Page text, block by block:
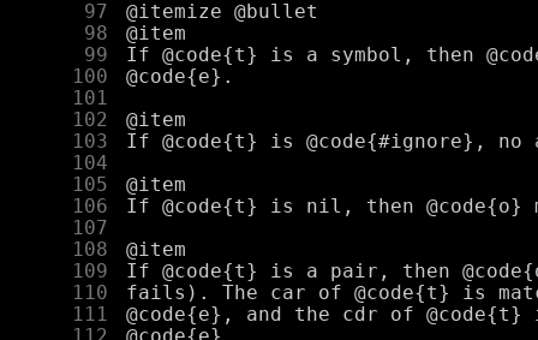
     97
     98
     99
    100
    101
    102
    103
    104
    105
    106
    107
    108
    109
    110
    111